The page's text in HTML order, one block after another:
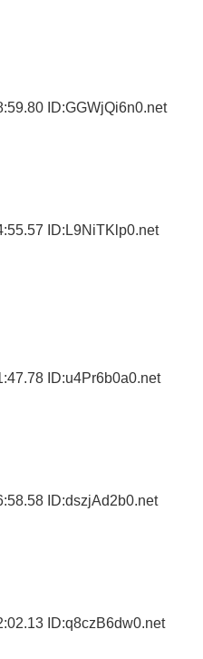
ID:GGWjQi6n0.net
ID:L9NiTKlp0.net
ID:u4Pr6b0a0.net
ID:dszjAd2b0.net
ID:q8czB6dw0.net